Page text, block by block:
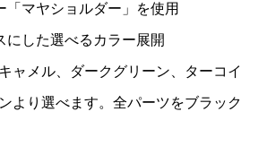
た
コ
ン
パ
「マヤショルダー」を使用
にした選べるカラー展開
ャメル、ダークグリーン、ターコイ
より選べます。全パーツをブラック